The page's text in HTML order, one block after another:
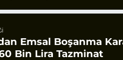
Emsal Boşanma
Bin Lira Tazminat